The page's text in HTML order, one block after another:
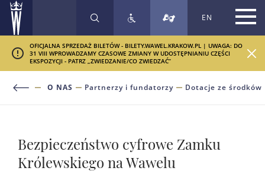
SZUKAJ EN
OFICJALNA SPRZEDAŻ BILETÓW - BILETY.WAWEL.KRAKOW.PL | UWAGA: DO
31 VIII WPROWADZAMY CZASOWE ZMIANY W UDOSTĘPNIANIU CZĘŚCI
EKSPOZYCJI - PATRZ „ZWIEDZANIE/CO ZWIEDZAĆ”
O NAS Partnerzy i fundatorzy Dotacje ze środków
Bezpieczeństwo cyfrowe Zamku
Królewskiego na Wawelu